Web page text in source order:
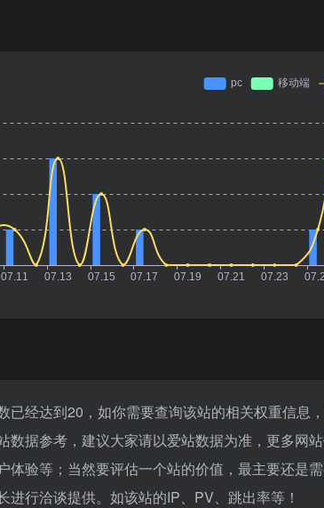
已经达到20，如你需要查询该站的相关权重信息
数据参考，建议大家请以爱站数据为准，更多网
体验等；当然要评估一个站的价值，最主要还是
进行洽谈提供。如该站的IP、PV、跳出率等！